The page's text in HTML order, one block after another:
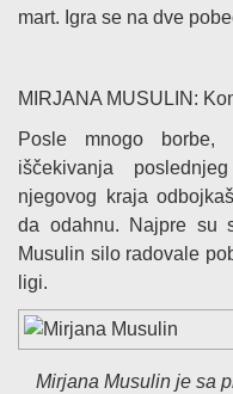
mart. Igra se na dve
MIRJANA MUSULIN:
Posle mnogo
iščekivanja
njegovog kraja
da odahnu. Najpre su
Musulin silo radovale
ligi.
Mirjana Musulin je sa